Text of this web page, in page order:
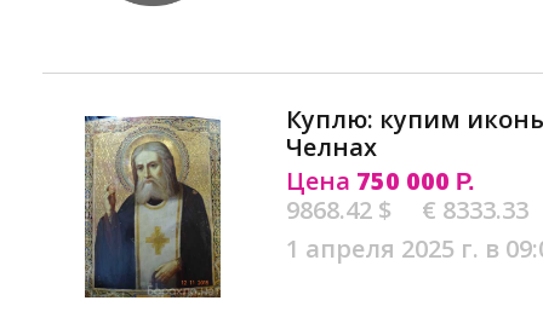
Куплю: купим
Челнах
Цена 750 000 Р.
9868.42 $
€ 8333.33
1 апреля 2025 г. в